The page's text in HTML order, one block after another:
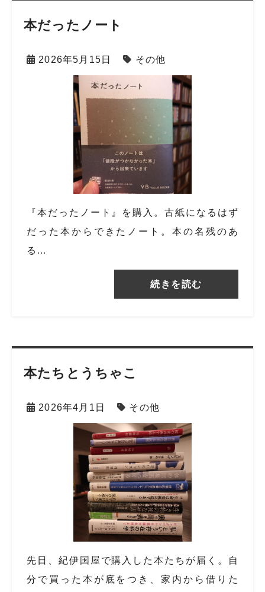
本だったノート
2026年5月15日 その他
『本だったノート』を購入。古紙になるはず
だった本からできたノート。本の名残のあ
る…
続きを読む
本たちとうちゃこ
2026年4月1日 その他
先日、紀伊国屋で購入した本たちが届く。自
分で買った本が底をつき、家内から借りた